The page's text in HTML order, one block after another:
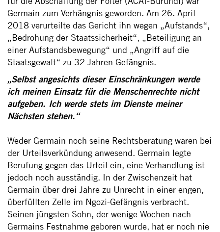
Germain zum Verhängnis geworden. Am 26. April
2018 verurteilte das Gericht ihn wegen „Aufstands“,
„Bedrohung der Staatssicherheit“, „Beteiligung an
einer Aufstandsbewegung“ und „Angriff auf die
Staatsgewalt“ zu 32 Jahren Gefängnis.
„Selbst angesichts dieser Einschränkungen werde
ich meinen Einsatz für die Menschenrechte nicht
aufgeben. Ich werde stets im Dienste meiner
Nächsten stehen.“
Weder Germain noch seine Rechtsberatung waren bei
der Urteilsverkündung anwesend. Germain legte
Berufung gegen das Urteil ein, eine Verhandlung ist
jedoch noch ausständig. In der Zwischenzeit hat
Germain über drei Jahre zu Unrecht in einer engen,
überfüllten Zelle im Ngozi-Gefängnis verbracht.
Seinen jüngsten Sohn, der wenige Wochen nach
Germains Festnahme geboren wurde, hat er noch nie